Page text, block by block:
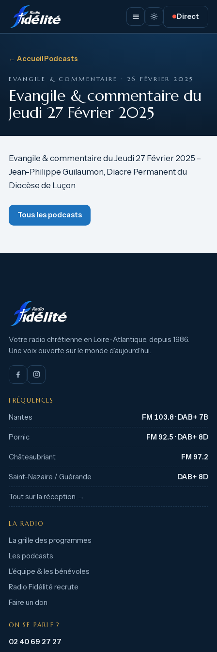
Direct
← Accueil·Podcasts
EVANGILE & COMMENTAIRE · 26 FÉVRIER 2025
Evangile & commentaire du
Jeudi 27 Février 2025
Evangile & commentaire du Jeudi 27 Février 2025 –
Jean-Philippe Guilaumon, Diacre Permanent du
Diocèse de Luçon
Tous les podcasts
Votre radio chrétienne en Loire-Atlantique, depuis 1986.
Une voix ouverte sur le monde d’aujourd’hui.
FRÉQUENCES
Nantes FM 103.8 · DAB+ 7B
Pornic FM 92.5 · DAB+ 8D
Châteaubriant FM 97.2
Saint-Nazaire / Guérande DAB+ 8D
Tout sur la réception →
LA RADIO
La grille des programmes
Les podcasts
L’équipe & les bénévoles
Radio Fidélité recrute
Faire un don
ON SE PARLE ?
02 40 69 27 27